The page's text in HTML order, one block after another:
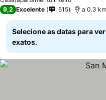
9,2 Excelente 515 a 0.3
Selecione as datas para
exatos.